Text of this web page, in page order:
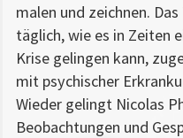
malen und zeichnen.
täglich, wie es in Zeiten
Krise gelingen kann,
mit psychischer
Wieder gelingt Nicolas
Beobachtungen und